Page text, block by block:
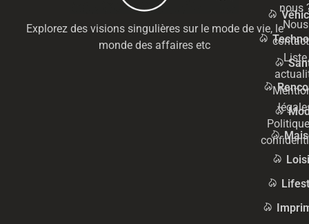
Explorez des visions singulières sur le mode de vie, le
monde des affaires etc
nous
Nous
Liste